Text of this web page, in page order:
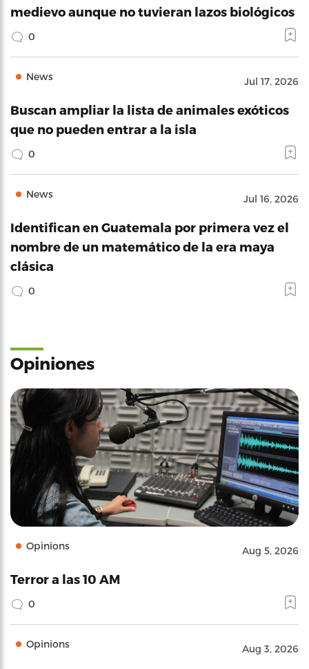
medievo aunque no tuvieran lazos biológicos
0
News Jul 17, 2026
Buscan ampliar la lista de animales exóticos
que no pueden entrar a la isla
0
News Jul 16, 2026
Identifican en Guatemala por primera vez el
nombre de un matemático de la era maya
clásica
0
Opiniones
Opinions Aug 5, 2026
Terror a las 10 AM
0
Opinions Aug 3, 2026